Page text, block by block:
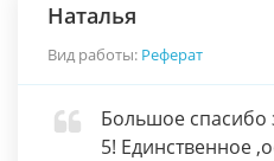
Наталья
Вид работы: Реферат
Большое спасибо
5! Единственное